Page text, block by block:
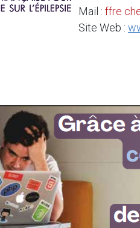
Mail : ffre
Site Web :